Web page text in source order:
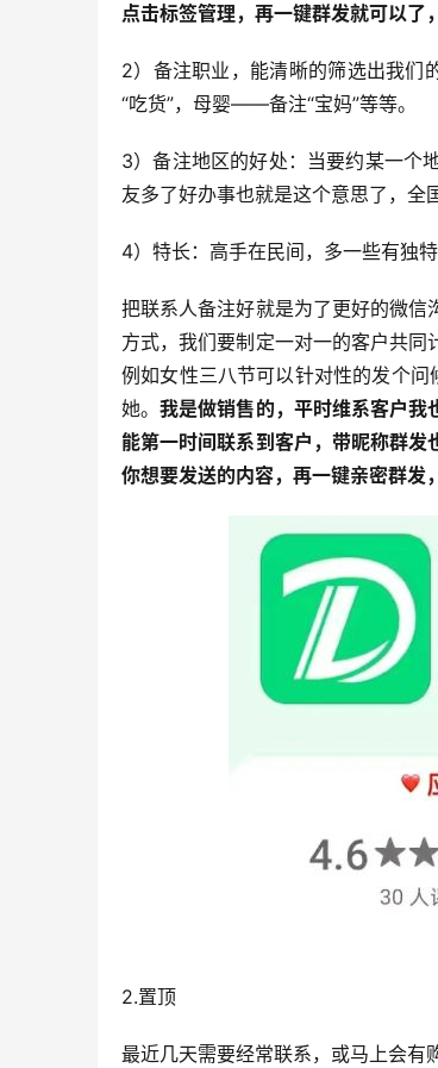
点击标签管理，再一键群发就可以了
2）备注职业，能清晰的筛选出我
“吃货”，母婴——备注“宝妈”等等。
3）备注地区的好处：当要约某一个
友多了好办事也就是这个意思了，全
4）特长：高手在民间，多一些有独
把联系人备注好就是为了更好的微
方式，我们要制定一对一的客户共同
例如女性三八节可以针对性的发个
她。我是做销售的，平时维系客户
能第一时间联系到客户，带昵称群
你想要发送的内容，再一键亲密群发
2.置顶
最近几天需要经常联系，或马上会有